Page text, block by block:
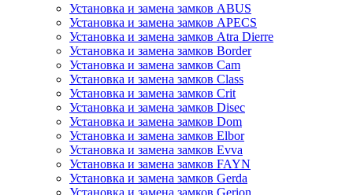
Установка и замена замков ABUS
Установка и замена замков APECS
Установка и замена замков Atra Dierre
Установка и замена замков Border
Установка и замена замков Cam
Установка и замена замков Class
Установка и замена замков Crit
Установка и замена замков Disec
Установка и замена замков Dom
Установка и замена замков Elbor
Установка и замена замков Evva
Установка и замена замков FAYN
Установка и замена замков Gerda
Установка и замена замков Gerion